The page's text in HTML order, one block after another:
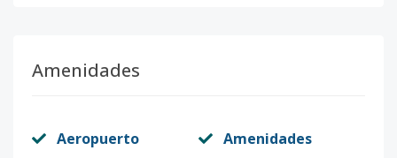
Amenidades
Aeropuerto Amenidades